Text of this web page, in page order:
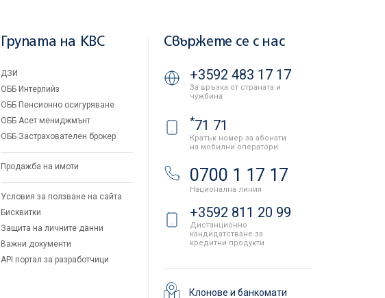
Групата на KBC
ДЗИ
ОББ Интерлийз
ОББ Пенсионно осигуряване
ОББ Асет мениджмънт
ОББ Застрахователен брокер
Продажба на имоти
Условия за ползване на сайта
Бисквитки
Защита на личните данни
Важни документи
API портал за разработчици
Свържете се с нас
+3592 483 17 17
За връзка от страната и
чужбина
*71 71
Кратък номер за абонати
на мобилни оператори
0700 1 17 17
Национална линия
+3592 811 20 99
Дистанционно
кандидатстване за
кредитни продукти
Клонове и банкомати